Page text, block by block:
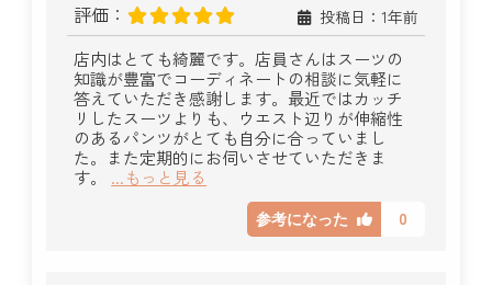
評価：
投稿日：1年前
店内はとても綺麗です。店員さんはスーツの
知識が豊富でコーディネートの相談に気軽に
答えていただき感謝します。最近ではカッチ
リしたスーツよりも、ウエスト辺りが伸縮性
のあるパンツがとても自分に合っていまし
た。また定期的にお伺いさせていただきま
す。
...もっと見る
参考になった 0